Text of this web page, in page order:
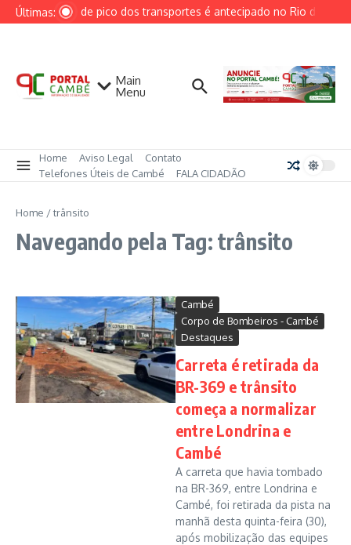
Ir para o conteúdo
Últimas:
Horário de pico dos transportes é antecipado no Rio devido à
Main
Menu
Home Aviso Legal
Contato
Telefones Úteis de Cambé
FALA CIDADÃO
Home /trânsito
Navegando pela Tag: trânsito
Cambé
Corpo de Bombeiros - Cambé
Destaques
Carreta é retirada da
BR-369 e trânsito
começa a normalizar
entre Londrina e
Cambé
A carreta que havia tombado
na BR-369, entre Londrina e
Cambé, foi retirada da pista na
manhã desta quinta-feira (30),
após mobilização das equipes